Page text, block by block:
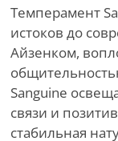
Темперамент
истоков до
Айзенком,
Sanguine
связи и
стабильная